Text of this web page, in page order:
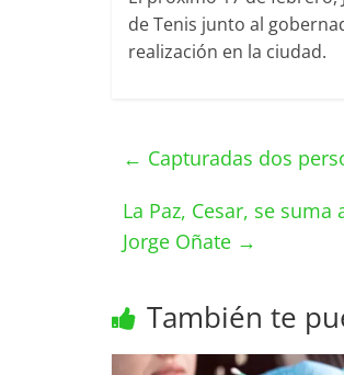
de Tenis junto al
realización en la ciudad.
← Capturadas dos
La Paz, Cesar, se
Jorge Oñate →
También te